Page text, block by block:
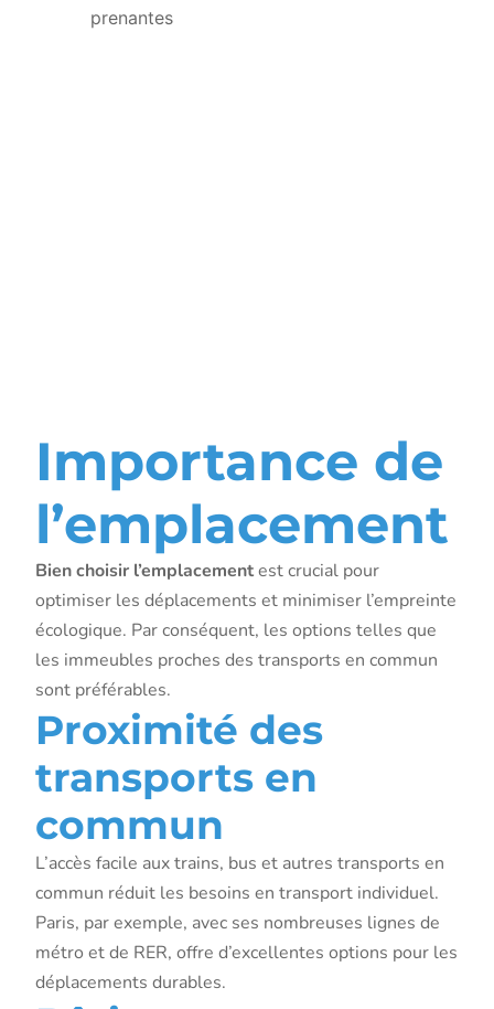
prenantes
Importance de
l’emplacement
Bien choisir l’emplacementest crucial pour
optimiser les déplacements et minimiser l’empreinte
écologique. Par conséquent, les options telles que
les immeubles proches des transports en commun
sont préférables.
Proximité des
transports en
commun
L’accès facile aux trains, bus et autres transports en
commun réduit les besoins en transport individuel.
Paris, par exemple, avec ses nombreuses lignes de
métro et de RER, offre d’excellentes options pour les
déplacements durables.